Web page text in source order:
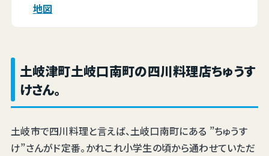
地図
土岐津町土岐口南町の四川料理店ちゅうす
けさん。
土岐市で四川料理と言えば、土岐口南町にある ”ちゅうす
け”さんがド定番。かれこれ小学生の頃から通わせていただ